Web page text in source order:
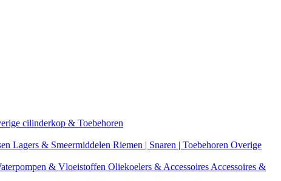
cilinderkop & Toebehoren
Lagers & Smeermiddelen Riemen | Snaren | Toebehoren Overige
& Vloeistoffen Oliekoelers & Accessoires Accessoires &